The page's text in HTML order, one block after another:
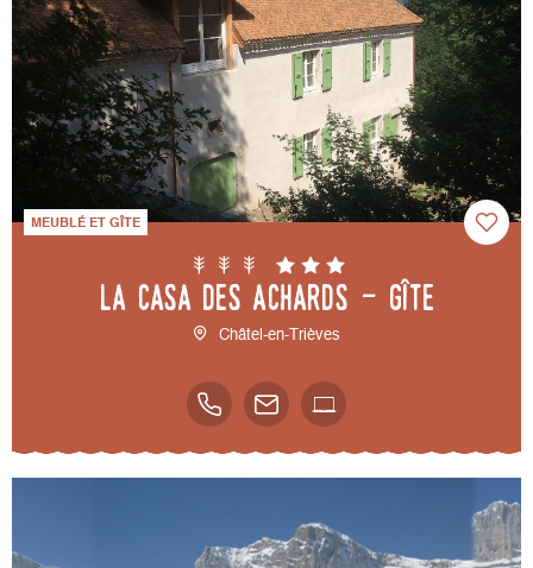
MEUBLÉ ET GÎTE
La Casa des Achards - Gîte
Châtel-en-Trièves